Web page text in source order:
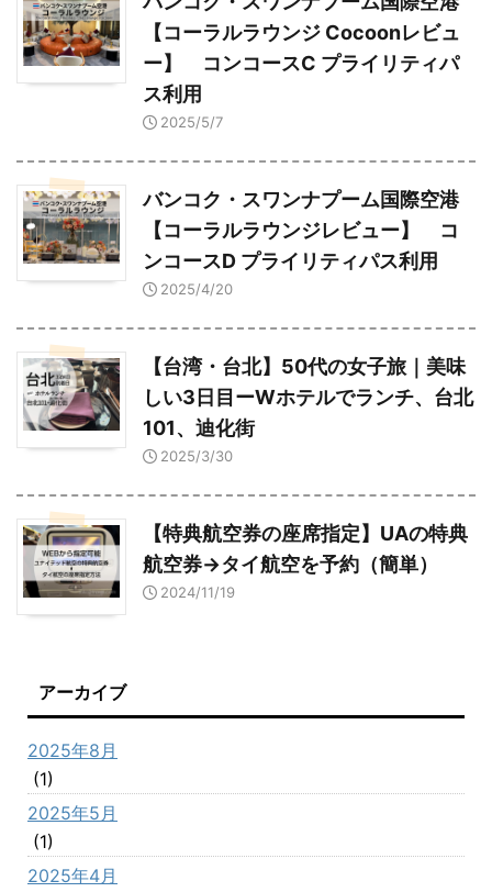
【コーラルラウンジ Cocoonレビュ
ー】 コンコースC プライリティパ
ス利用
2025/5/7
バンコク・スワンナプーム国際空港
【コーラルラウンジレビュー】 コ
ンコースD プライリティパス利用
2025/4/20
【台湾・台北】50代の女子旅｜美味
しい3日目ーWホテルでランチ、台北
101、迪化街
2025/3/30
【特典航空券の座席指定】UAの特典
航空券→タイ航空を予約（簡単）
2024/11/19
アーカイブ
2025年8月
(1)
2025年5月
(1)
2025年4月